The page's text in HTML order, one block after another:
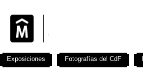
Exposiciones Fotografías del CdF